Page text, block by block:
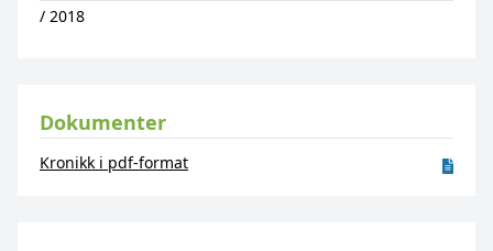
/ 2018
Dokumenter
Kronikk i pdf-format